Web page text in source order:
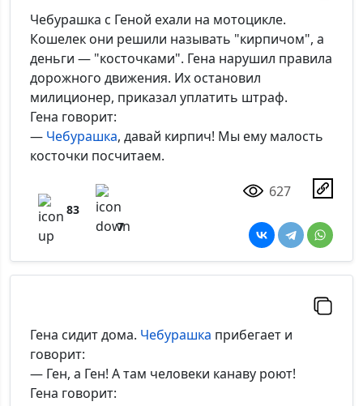
Чебурашка с Геной ехали на мотоцикле.
Кошелек они решили называть "кирпичом", а
деньги — "косточками". Гена нарушил правила
дорожного движения. Их остановил
милиционер, приказал уплатить штраф.
Гена говорит:
— Чебурашка, давай кирпич! Мы ему малость
косточки посчитаем.
83
7
627
Гена сидит дома. Чебурашка прибегает и
говорит:
— Ген, а Ген! А там человеки канаву роют!
Гена говорит: